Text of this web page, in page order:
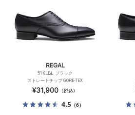
REGAL
51KLBL ブラック
ストレートチップ GORE-TEX
¥31,900 （税込）
4.5（6）